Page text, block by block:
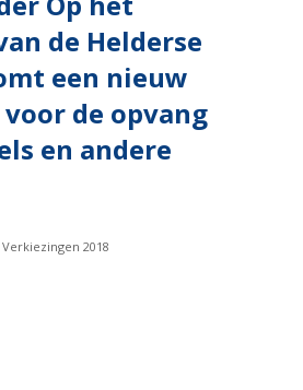
de Helderse
een nieuw
de opvang
en andere
Verkiezingen 2018